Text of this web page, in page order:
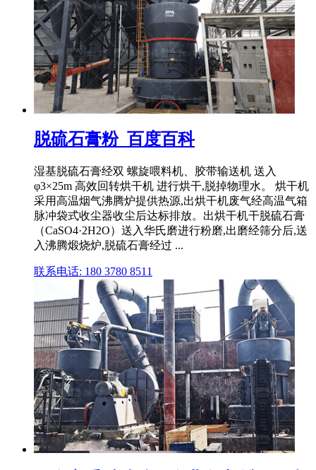
脱硫石膏粉_百度百科
湿基脱硫石膏经双 螺旋喂料机、胶带输送机 送入
φ3×25m 高效回转烘干机 进行烘干,脱掉物理水。 烘干机
采用高温烟气沸腾炉提供热源,出烘干机废气经高温气箱
脉冲袋式收尘器收尘后达标排放。出烘干机干脱硫石膏
（CaSO4·2H2O）送入华氏磨进行粉磨,出磨经筛分后,送
入沸腾煅烧炉,脱硫石膏经过 ...
联系电话: 180 3780 8511